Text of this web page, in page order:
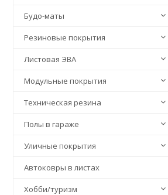
Будо-маты
Резиновые покрытия
Листовая ЭВА
Модульные покрытия
Техническая резина
Полы в гараже
Уличные покрытия
Автоковры в листах
Хобби/туризм